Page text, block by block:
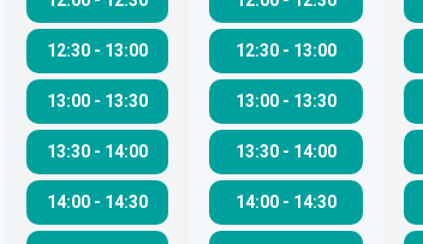
12:30 - 13:00
13:00 - 13:30
13:30 - 14:00
14:00 - 14:30
12:30 - 13:00
13:00 - 13:30
13:30 - 14:00
14:00 - 14:30